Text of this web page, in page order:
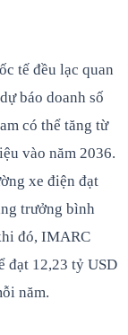
tế đều lạc quan
báo doanh số
có thể tăng từ
vào năm 2036.
xe điện đạt
trưởng bình
đó, IMARC
đạt 12,23 tỷ USD
năm.